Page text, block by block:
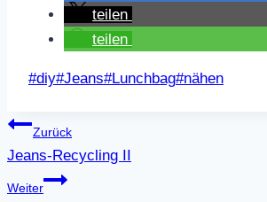
teilen
teilen
Schlagworte:
#diy#Jeans#Lunchbag#nähen
Beitragsnavigation
Zurück
Jeans-Recycling II
Weiter